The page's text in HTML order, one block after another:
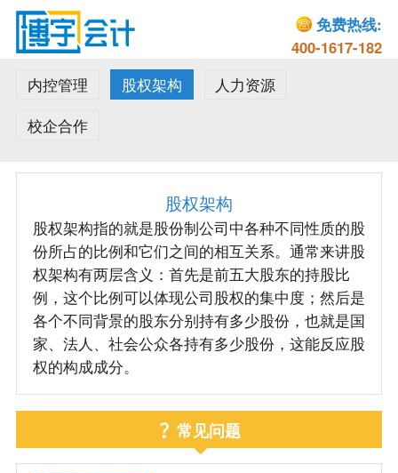
免费热线:
400-1617-182
内控管理
股权架构
人力资源
校企合作
股权架构
股权架构指的就是股份制公司中各种不同性质的股
份所占的比例和它们之间的相互关系。通常来讲股
权架构有两层含义：首先是前五大股东的持股比
例，这个比例可以体现公司股权的集中度；然后是
各个不同背景的股东分别持有多少股份，也就是国
家、法人、社会公众各持有多少股份，这能反应股
权的构成成分。
常见问题